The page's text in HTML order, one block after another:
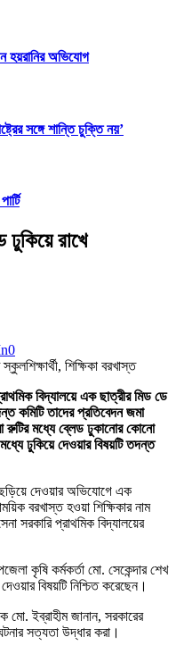
হয়রানির অভিযোগ
সঙ্গে শান্তি চুক্তি নয়’
ঢুকিয়ে রাখে
0
বিদ্যালয়ে এক ছাত্রীর মিড ডে
কমিটি তাদের প্রতিবেদন জমা
রুটির মধ্যে ব্লেড ঢুকানোর কোনো
ঢুকিয়ে দেওয়ার বিষয়টি তদন্ত
দেওয়ার অভিযোগে এক
বরখাস্ত হওয়া শিক্ষিকার নাম
সরকারি প্রাথমিক বিদ্যালয়ের
কৃষি কর্মকর্তা মো. সেকেন্দার শেখ
বিষয়টি নিশ্চিত করেছেন।
মো. ইব্রাহীম জানান, সরকারের
সত্যতা উদ্ধার করা।